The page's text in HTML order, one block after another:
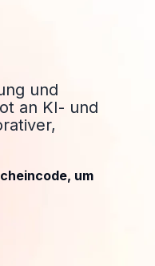
und
an KI- und
um